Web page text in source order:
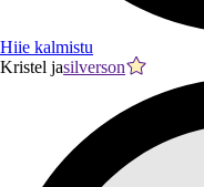
Hiie kalmistu
Kristel jasilverson